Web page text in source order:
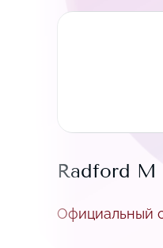
Radford M
Официальный